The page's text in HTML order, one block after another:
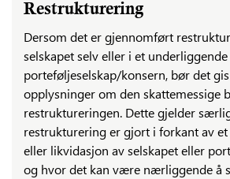
Restrukturering
Dersom det er gjennomført
selskapet selv eller i et underliggende
porteføljeselskap/konsern, bør det
opplysninger om den skattemessige
restruktureringen. Dette gjelder
restrukturering er gjort i forkant av et
eller likvidasjon av selskapet eller
og hvor det kan være nærliggende å